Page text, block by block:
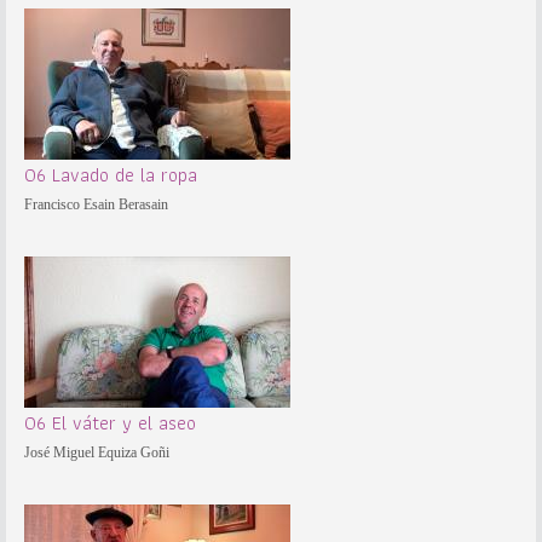
06 Lavado de la ropa
Francisco Esain Berasain
06 El váter y el aseo
José Miguel Equiza Goñi